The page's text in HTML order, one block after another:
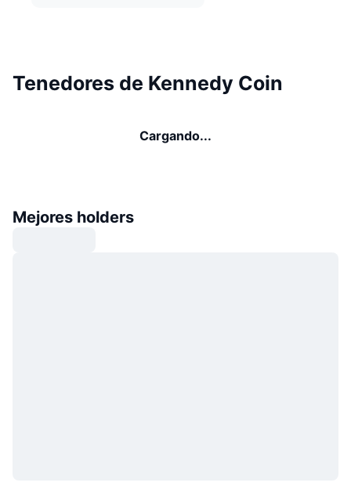
Tenedores de Kennedy Coin
Cargando...
Mejores holders